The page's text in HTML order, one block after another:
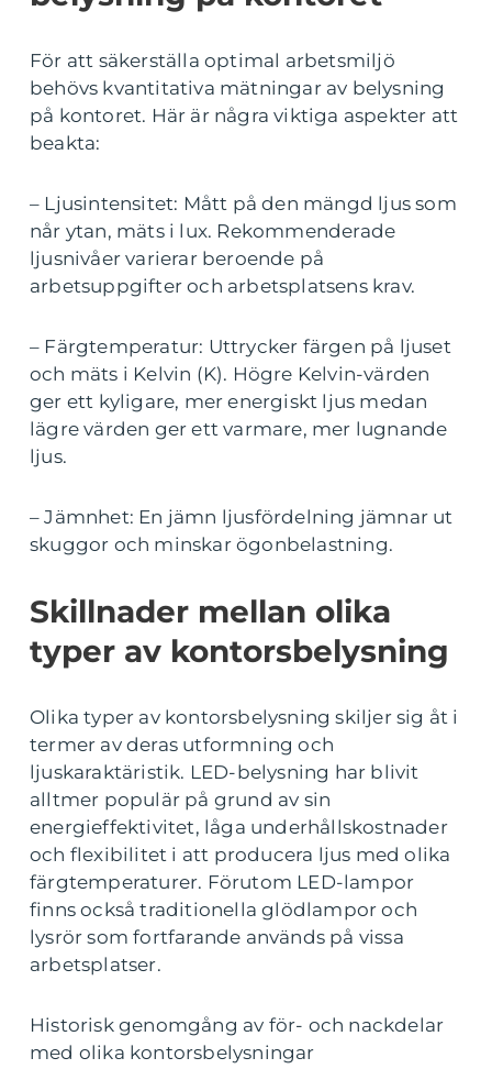
För att säkerställa optimal arbetsmiljö
behövs kvantitativa mätningar av belysning
på kontoret. Här är några viktiga aspekter att
beakta:
– Ljusintensitet: Mått på den mängd ljus som
når ytan, mäts i lux. Rekommenderade
ljusnivåer varierar beroende på
arbetsuppgifter och arbetsplatsens krav.
– Färgtemperatur: Uttrycker färgen på ljuset
och mäts i Kelvin (K). Högre Kelvin-värden
ger ett kyligare, mer energiskt ljus medan
lägre värden ger ett varmare, mer lugnande
ljus.
– Jämnhet: En jämn ljusfördelning jämnar ut
skuggor och minskar ögonbelastning.
Skillnader mellan olika
typer av kontorsbelysning
Olika typer av kontorsbelysning skiljer sig åt i
termer av deras utformning och
ljuskaraktäristik. LED-belysning har blivit
alltmer populär på grund av sin
energieffektivitet, låga underhållskostnader
och flexibilitet i att producera ljus med olika
färgtemperaturer. Förutom LED-lampor
finns också traditionella glödlampor och
lysrör som fortfarande används på vissa
arbetsplatser.
Historisk genomgång av för- och nackdelar
med olika kontorsbelysningar